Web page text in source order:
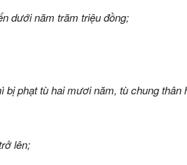
dưới năm trăm triệu đồng;
phạt tù hai mươi năm, tù chung thân
lên;